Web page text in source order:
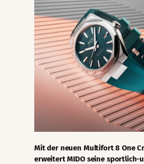
Mit der neuen Multifort 8 One
erweitert MIDO seine sportlich-